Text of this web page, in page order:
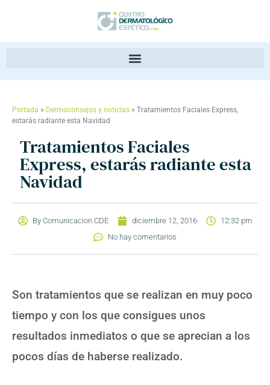
Portada » Dermoconsejos y noticias » Tratamientos Faciales Express,
estarás radiante esta Navidad
Tratamientos Faciales
Express, estarás radiante esta
Navidad
ByComunicacion CDE diciembre 12, 2016
12:32 pm
No hay comentarios
Son tratamientos que se realizan en muy poco
tiempo y con los que consigues unos
resultados inmediatos o que se aprecian a los
pocos días de haberse realizado.